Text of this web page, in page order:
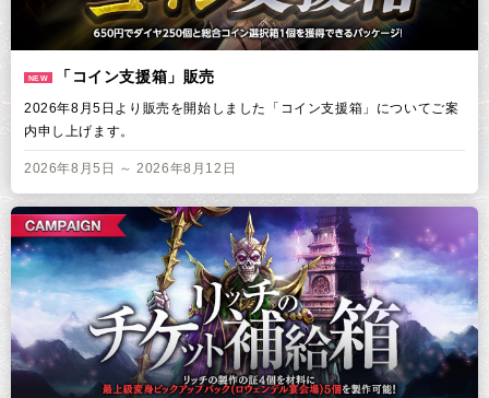
NEW 「コイン支援箱」販売
2026年8月5日より販売を開始しました「コイン支援箱」についてご案
内申し上げます。
2026年8月5日 ～ 2026年8月12日